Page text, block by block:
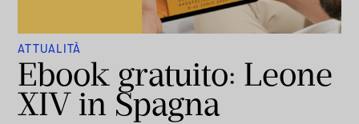
ATTUALITÀ
Ebook gratuito: Leone
XIV in Spagna